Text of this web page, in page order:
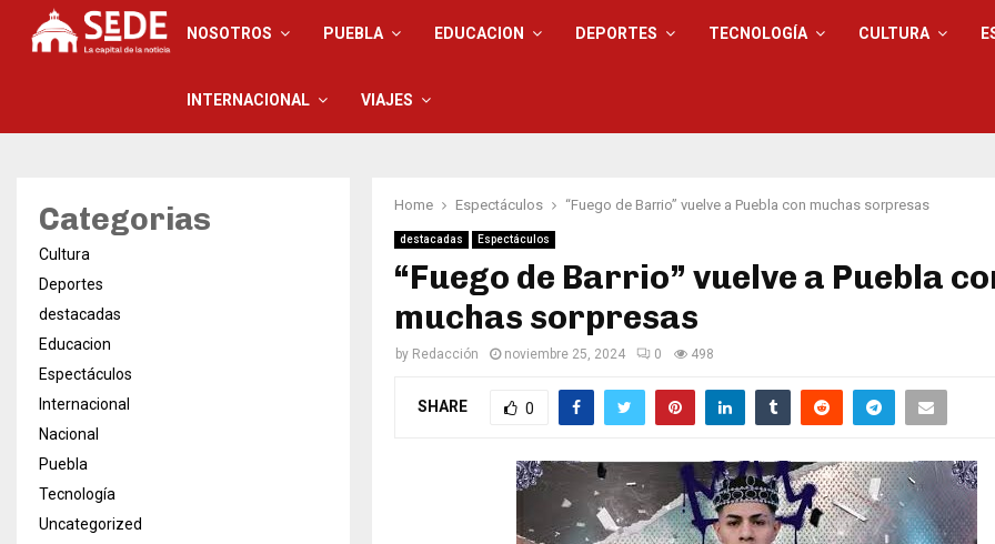
NOSOTROS PUEBLA EDUCACION DEPORTES TECNOLOGÍA CULTURA
INTERNACIONAL VIAJES
Home Espectáculos “Fuego de Barrio” vuelve a Puebla con muchas sorpresas
destacadas Espectáculos
“Fuego de Barrio” vuelve a Puebla
muchas sorpresas
by Redacción noviembre 25, 2024 0 498
SHARE 0
Categorias
Cultura
Deportes
destacadas
Educacion
Espectáculos
Internacional
Nacional
Puebla
Tecnología
Uncategorized